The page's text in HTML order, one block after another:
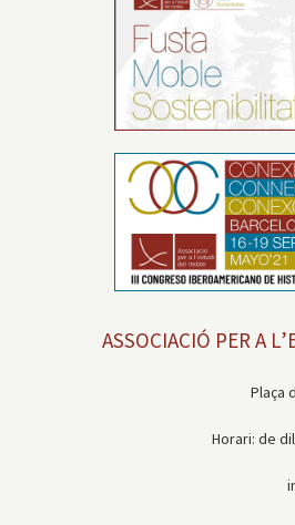
ASSOCIACIÓ PER A
Plaça
Horari: de